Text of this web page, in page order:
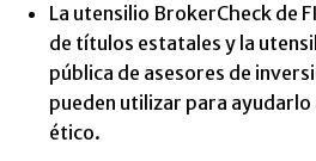
La utensilio BrokerCheck de
de títulos estatales y la
pública de asesores de
pueden utilizar para
ético.